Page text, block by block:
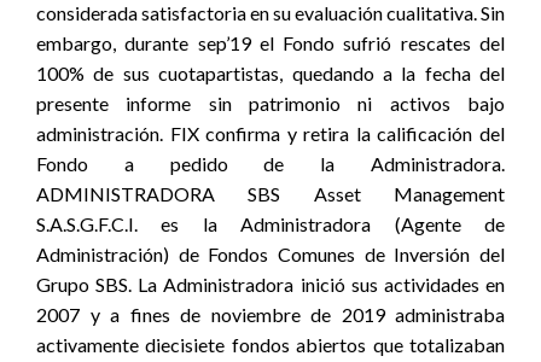
considerada satisfactoria en su evaluación cualitativa. Sin
embargo, durante sep’19 el Fondo sufrió rescates del
100% de sus cuotapartistas, quedando a la fecha del
presente informe sin patrimonio ni activos bajo
administración. FIX confirma y retira la calificación del
Fondo a pedido de la Administradora.
ADMINISTRADORA SBS Asset Management
S.A.S.G.F.C.I. es la Administradora (Agente de
Administración) de Fondos Comunes de Inversión del
Grupo SBS. La Administradora inició sus actividades en
2007 y a fines de noviembre de 2019 administraba
activamente diecisiete fondos abiertos que totalizaban